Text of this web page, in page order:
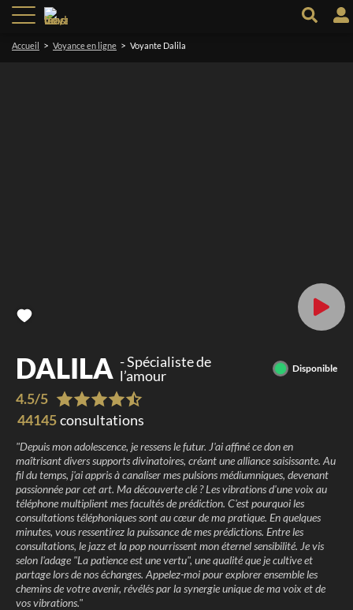
Accueil > Voyance en ligne > Voyante Dalila
DALILA -Spécialiste de
l’amour
Disponible
4.5/5
44145consultations
"Depuis mon adolescence, je ressens le futur. J'ai affiné ce don en
maîtrisant divers supports divinatoires, créant une alliance saisissante. Au
fil du temps, j'ai appris à canaliser mes pulsions médiumniques, devenant
passionnée par cet art. Ma découverte clé ? Les vibrations d'une voix au
téléphone multiplient mes facultés de prédiction. C'est pourquoi les
consultations téléphoniques sont au cœur de ma pratique. En quelques
minutes, vous ressentirez la puissance de mes prédictions. Entre les
consultations, le jazz et la pop nourrissent mon éternel sensibilité. Je vis
selon l'adage "La patience est une vertu", une qualité que je cultive et
partage lors de nos échanges. Appelez-moi pour explorer ensemble les
chemins de votre avenir, révélés par la synergie unique de ma voix et de
vos vibrations."